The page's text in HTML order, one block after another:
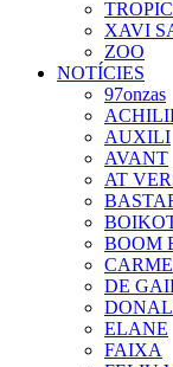
XAVI
ZOO
NOTÍCIES
97onzas
AUXILI
AVANT
AT
BOOM
DE
ELANE
FAIXA